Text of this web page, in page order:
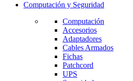
Computación y Seguridad
Computación
Accesorios
Adaptadores
Cables Armados
Fichas
Patchcord
UPS